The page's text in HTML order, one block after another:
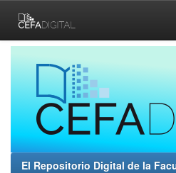
navigation
El Repositorio Digital de la